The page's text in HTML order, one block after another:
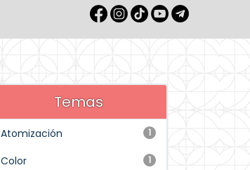
Temas
1
Atomización
1
Color